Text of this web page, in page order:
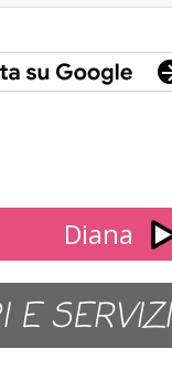
Diana
E SERVIZI